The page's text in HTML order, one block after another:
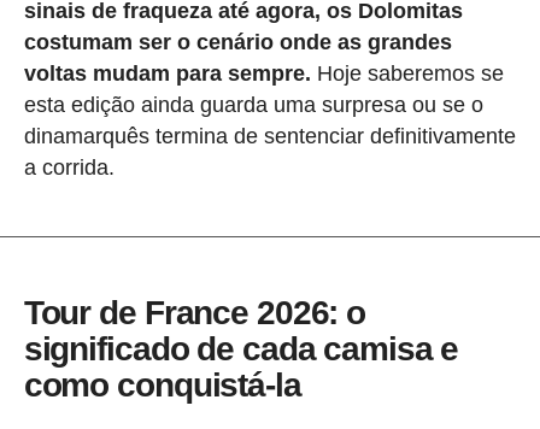
sinais de fraqueza até agora, os Dolomitas
costumam ser o cenário onde as grandes
voltas mudam para sempre. Hoje saberemos se
esta edição ainda guarda uma surpresa ou se o
dinamarquês termina de sentenciar definitivamente
a corrida.
Tour de France 2026: o
significado de cada camisa e
como conquistá-la